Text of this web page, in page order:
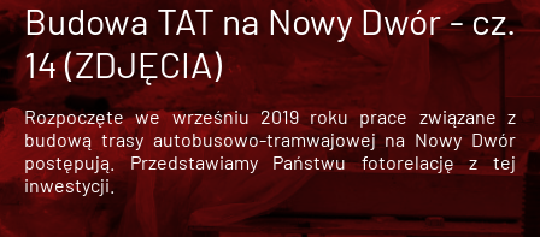
Budowa TAT na Nowy Dwór - cz.
14 (ZDJĘCIA)
Rozpoczęte we wrześniu 2019 roku prace związane z
budową trasy autobusowo-tramwajowej na Nowy Dwór
postępują. Przedstawiamy Państwu fotorelację z tej
inwestycji.